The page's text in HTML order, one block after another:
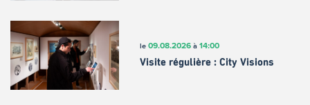
le 09.08.2026à 14:00
Visite régulière : City Visions